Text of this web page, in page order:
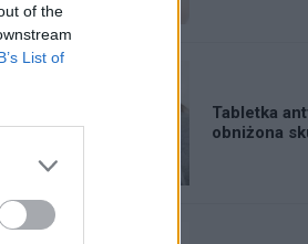
of the
List of
Tabletka
obniżona